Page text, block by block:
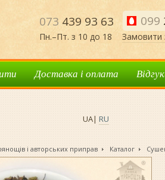
073 439 93 63 099
Пн.–Пт. з 10 до 18 Замовити
Доставка і оплата
UA| RU
і авторських приправ Каталог